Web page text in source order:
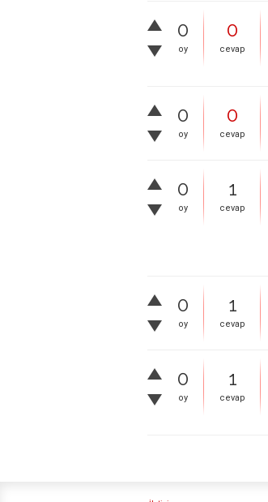
0
oy
0
cevap
0
oy
0
cevap
0
oy
1
cevap
0
oy
1
cevap
0
oy
1
cevap